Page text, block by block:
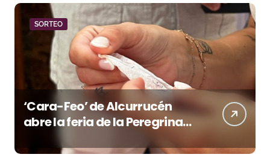
SORTEO
‘Cara-Feo’ de Alcurrucén
abre la feria de la Peregrina